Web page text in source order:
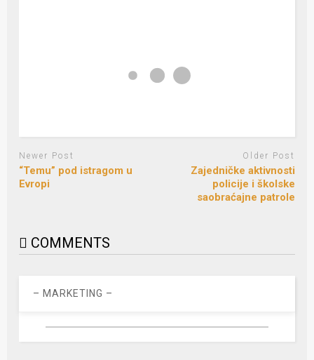
Newer Post
“Temu” pod istragom u
Evropi
Older Post
Zajedničke aktivnosti
policije i školske
saobraćajne patrole
COMMENTS
– MARKETING –